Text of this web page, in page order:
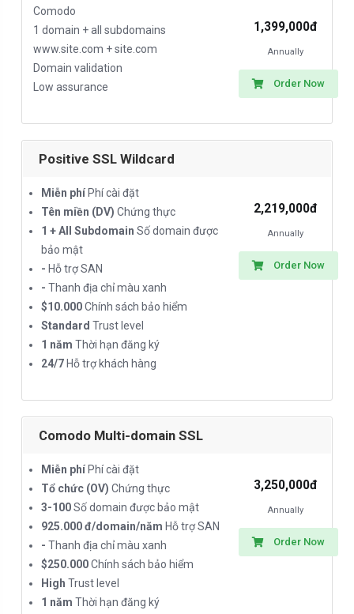
Comodo
1 domain + all subdomains
www.site.com + site.com
Domain validation
Low assurance
1,399,000đ
Annually
Order Now
Positive SSL Wildcard
Miễn phí Phí cài đặt
Tên miền (DV) Chứng thực
1 + All Subdomain Số domain được
bảo mật
- Hỗ trợ SAN
- Thanh địa chỉ màu xanh
$10.000Chính sách bảo hiểm
Standard Trust level
1 năm Thời hạn đăng ký
24/7 Hỗ trợ khách hàng
2,219,000đ
Annually
Order Now
Comodo Multi-domain SSL
Miễn phí Phí cài đặt
Tổ chức (OV) Chứng thực
3-100Số domain được bảo mật
925.000 đ/domain/năm Hỗ trợ SAN
- Thanh địa chỉ màu xanh
$250.000Chính sách bảo hiểm
High Trust level
1 năm Thời hạn đăng ký
3,250,000đ
Annually
Order Now